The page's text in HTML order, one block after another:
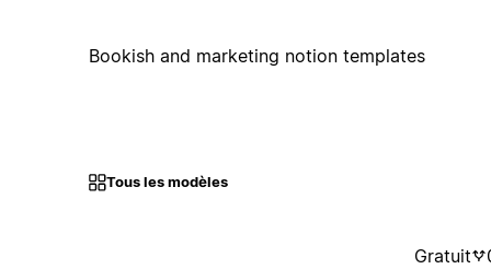
Bookish and marketing notion templates
Tous les modèles
Gratuit